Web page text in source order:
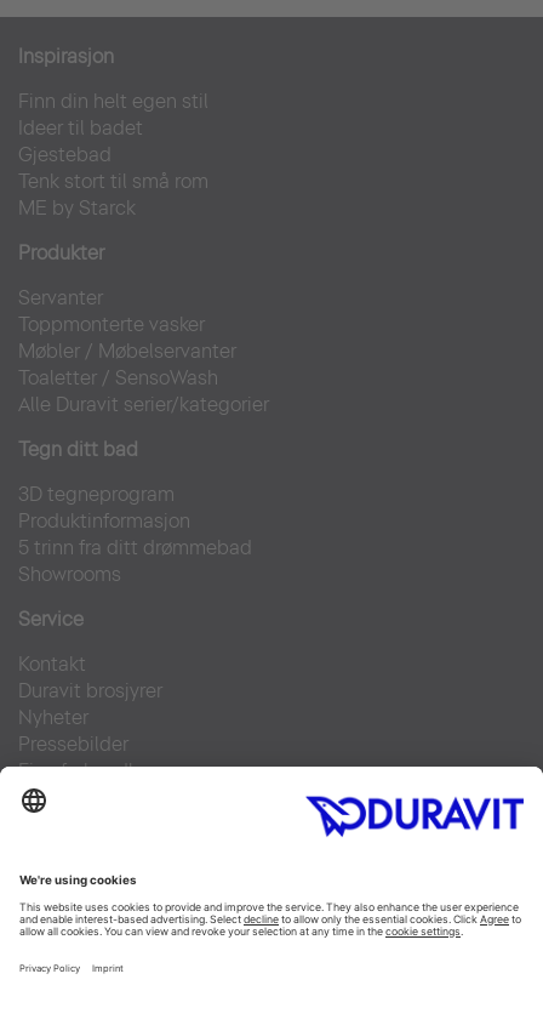
Inspirasjon
Finn din helt egen stil
Ideer til badet
Gjestebad
Tenk stort til små rom
ME by Starck
Produkter
Servanter
Toppmonterte vasker
Møbler / Møbelservanter
Toaletter / SensoWash
Alle Duravit serier/kategorier
Tegn ditt bad
3D tegneprogram
Produktinformasjon
5 trinn fra ditt drømmebad
Showrooms
Service
Kontakt
Duravit brosjyrer
Nyheter
Pressebilder
Finn forhandler
Ofte stilte spørsmål
Facebook
Instagram
Pinterest
Flickr
Linked In